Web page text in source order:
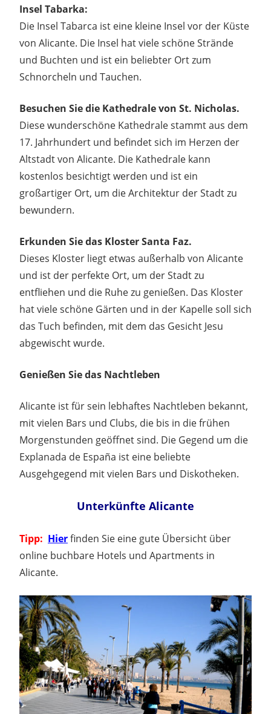
Insel Tabarka:
Die Insel Tabarca ist eine kleine Insel vor der Küste
von Alicante. Die Insel hat viele schöne Strände
und Buchten und ist ein beliebter Ort zum
Schnorcheln und Tauchen.
Besuchen Sie die Kathedrale von St. Nicholas.
Diese wunderschöne Kathedrale stammt aus dem
17. Jahrhundert und befindet sich im Herzen der
Altstadt von Alicante. Die Kathedrale kann
kostenlos besichtigt werden und ist ein
großartiger Ort, um die Architektur der Stadt zu
bewundern.
Erkunden Sie das Kloster Santa Faz.
Dieses Kloster liegt etwas außerhalb von Alicante
und ist der perfekte Ort, um der Stadt zu
entfliehen und die Ruhe zu genießen. Das Kloster
hat viele schöne Gärten und in der Kapelle soll sich
das Tuch befinden, mit dem das Gesicht Jesu
abgewischt wurde.
Genießen Sie das Nachtleben
Alicante ist für sein lebhaftes Nachtleben bekannt,
mit vielen Bars und Clubs, die bis in die frühen
Morgenstunden geöffnet sind. Die Gegend um die
Explanada de España ist eine beliebte
Ausgehgegend mit vielen Bars und Diskotheken.
Unterkünfte Alicante
Tipp: Hierfinden Sie eine gute Übersicht über
online buchbare Hotels und Apartments in
Alicante.